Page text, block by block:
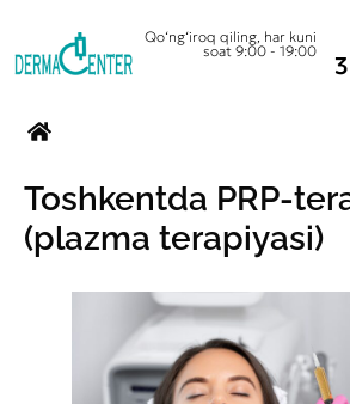
Qo‘ng‘iroq qiling, har kuni
soat 9:00 - 19:00
Toshkentda PRP-
(plazma terapiyasi)